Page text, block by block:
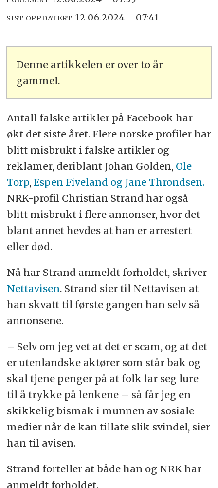
SIST OPPDATERT 12.06.2024 - 07:41
Denne artikkelen er over to år
gammel.
Antall falske artikler på Facebook har
økt det siste året. Flere norske profiler har
blitt misbrukt i falske artikler og
reklamer, deriblant Johan Golden, Ole
Torp, Espen Fiveland og Jane Throndsen.
NRK-profil Christian Strand har også
blitt misbrukt i flere annonser, hvor det
blant annet hevdes at han er arrestert
eller død.
Nå har Strand anmeldt forholdet, skriver
Nettavisen. Strand sier til Nettavisen at
han skvatt til første gangen han selv så
annonsene.
– Selv om jeg vet at det er scam, og at det
er utenlandske aktører som står bak og
skal tjene penger på at folk lar seg lure
til å trykke på lenkene – så får jeg en
skikkelig bismak i munnen av sosiale
medier når de kan tillate slik svindel, sier
han til avisen.
Strand forteller at både han og NRK har
anmeldt forholdet.